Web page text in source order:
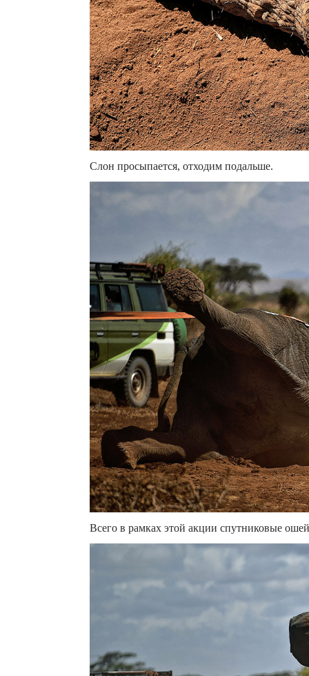
Слон просыпается, отходим подальше.
Всего в рамках этой акции спутниковые